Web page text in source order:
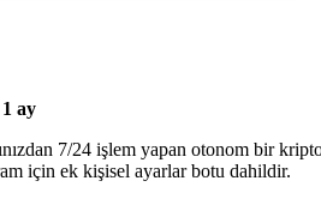
ay
7/24 işlem yapan otonom bir
için ek kişisel ayarlar botu dahildir.